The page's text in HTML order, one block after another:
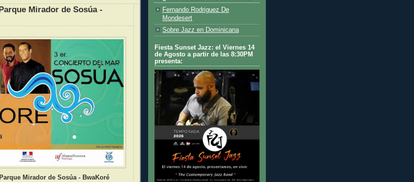
Mirador de Sosúa -
Mirador de Sosúa - BwaKoré
Fernando Rodriguez De
Mondesert
Sobre Jazz en Dominicana
Fiesta Sunset Jazz: el Viernes 14
de Agosto a partir de las 8:30PM
presenta: